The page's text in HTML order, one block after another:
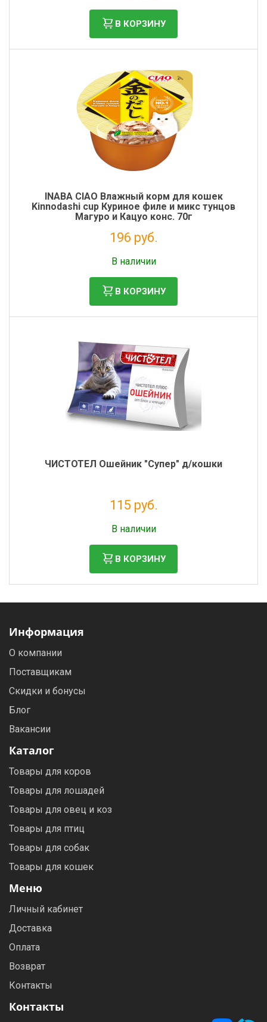
В КОРЗИНУ
INABA CIAO Влажный корм для кошек
Kinnodashi cup Куриное филе и микс тунцов
Магуро и Кацуо конс. 70г
196 руб.
В наличии
В КОРЗИНУ
ЧИСТОТЕЛ Ошейник "Супер" д/кошки
115 руб.
В наличии
В КОРЗИНУ
Информация
О компании
Поставщикам
Скидки и бонусы
Блог
Вакансии
Каталог
Товары для коров
Товары для лошадей
Товары для овец и коз
Товары для птиц
Товары для собак
Товары для кошек
Меню
Личный кабинет
Доставка
Оплата
Возврат
Контакты
Контакты